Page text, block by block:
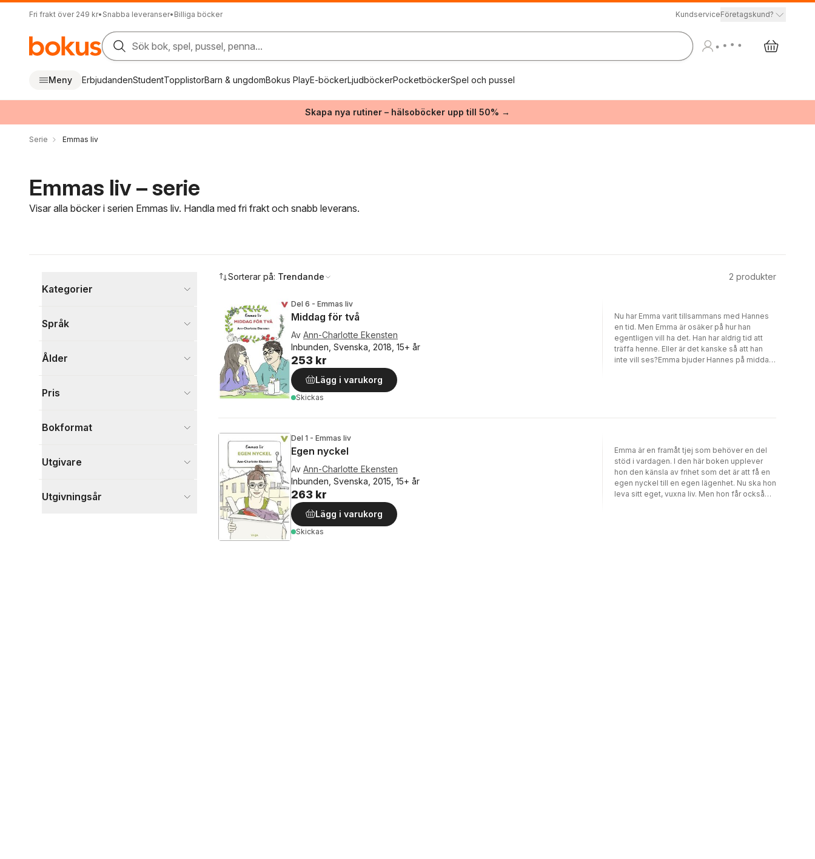
Fri frakt över 249 kr• Snabba leveranser• Billiga böcker KundserviceFöretagskund?
Sök bok, spel, pussel, penna...
Meny ErbjudandenStudentTopplistorBarn & ungdomBokus PlayE-böckerLjudböckerPocketböckerSpel och pussel
Skapa nya rutiner – hälsoböcker upp till 50% →
Serie Emmas liv
Emmas liv – serie
Visar alla böcker i serien Emmas liv. Handla med fri frakt och snabb leverans.
Kategorier
Visa fler
Språk
Ålder
Pris
Bokformat
Utgivare
Utgivningsår
Sorterar på: Trendande 2 produkter
Del 6 - Emmas liv
Middag för två
Av Ann-Charlotte Ekensten
Inbunden, Svenska, 2018, 15+ år
253 kr
Lägg i varukorg
Skickas
Nu har Emma varit tillsammans med Hannes
en tid. Men Emma är osäker på hur han
egentligen vill ha det. Han har aldrig tid att
träffa henne. Eller är det kanske så att han
inte vill ses?Emma bjuder Hannes på middag
stora känslor i ett enkelt språk. Christina
Heitmanns fina, vardagsnära illustrationer
kompletterar texten.
Del 1 - Emmas liv
Egen nyckel
Av Ann-Charlotte Ekensten
Inbunden, Svenska, 2015, 15+ år
263 kr
Lägg i varukorg
Skickas
Emma är en framåt tjej som behöver en del
stöd i vardagen. I den här boken upplever
hon den känsla av frihet som det är att få en
egen nyckel till en egen lägenhet. Nu ska hon
leva sitt eget, vuxna liv. Men hon får också